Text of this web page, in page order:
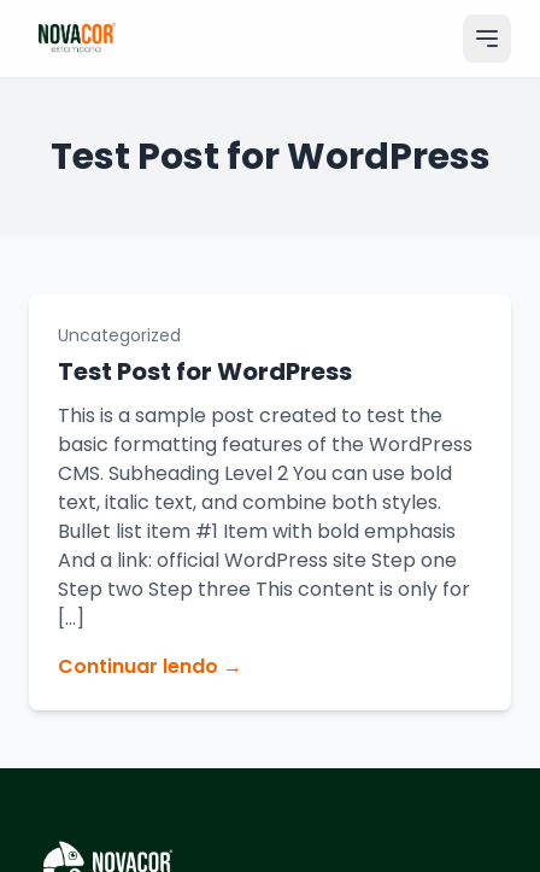
para
Tamanhos
Solicitar Orçamento
Test Post for WordPress
Uncategorized
Test Post for WordPress
This is a sample post created to test the
basic formatting features of the WordPress
CMS. Subheading Level 2 You can use bold
text, italic text, and combine both styles.
Bullet list item #1 Item with bold emphasis
And a link: official WordPress site Step one
Step two Step three This content is only for
[…]
Continuar lendo →